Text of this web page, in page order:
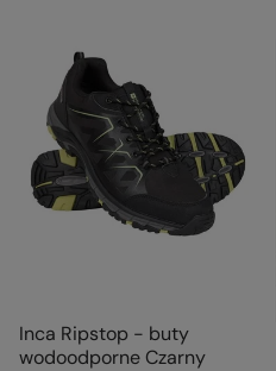
Inca Ripstop - buty
wodoodporne Czarny